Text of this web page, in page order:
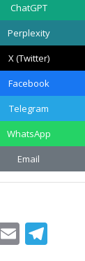
ChatGPT
Perplexity
X (Twitter)
Facebook
Telegram
WhatsApp
Email
Email